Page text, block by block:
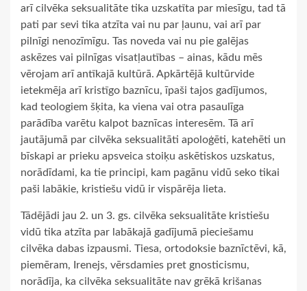
arī cilvēka seksualitāte tika uzskatīta par miesīgu, tad tā
pati par sevi tika atzīta vai nu par ļaunu, vai arī par
pilnīgi nenozīmīgu. Tas noveda vai nu pie galējas
askēzes vai pilnīgas visatļautības – ainas, kādu mēs
vērojam arī antīkajā kultūrā. Apkārtējā kultūrvide
ietekmēja arī kristīgo baznīcu, īpaši tajos gadījumos,
kad teologiem šķita, ka viena vai otra pasaulīga
parādība varētu kalpot baznīcas interesēm. Tā arī
jautājumā par cilvēka seksualitāti apoloģēti, katehēti un
bīskapi ar prieku apsveica stoiķu askētiskos uzskatus,
norādīdami, ka tie principi, kam pagānu vidū seko tikai
paši labākie, kristiešu vidū ir vispārēja lieta.
Tādējādi jau 2. un 3. gs. cilvēka seksualitāte kristiešu
vidū tika atzīta par labākajā gadījumā pieciešamu
cilvēka dabas izpausmi. Tiesa, ortodoksie baznīctēvi, kā,
piemēram, Irenejs, vērsdamies pret gnosticismu,
norādīja, ka cilvēka seksualitāte nav grēkā krišanas